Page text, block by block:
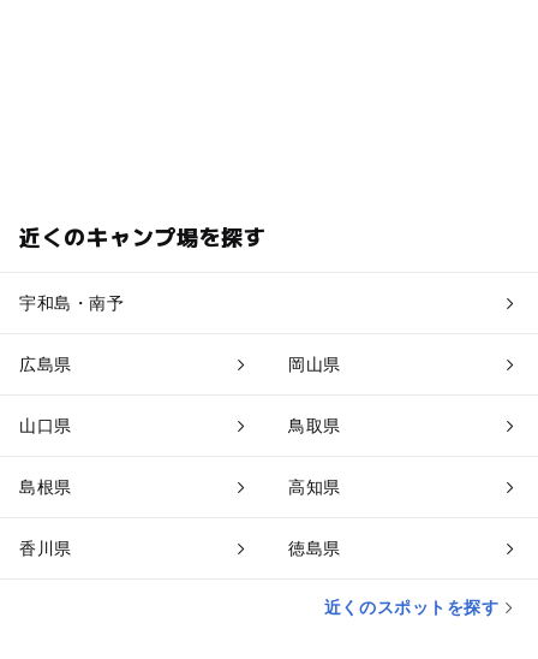
近くのキャンプ場を探す
宇和島・南予
広島県 岡山県
山口県 鳥取県
島根県 高知県
香川県 徳島県
近くのスポットを探す